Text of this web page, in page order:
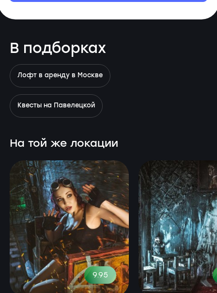
В подборках
Лофт в аренду в Москве
Квесты на Павелецкой
На той же локации
9.95